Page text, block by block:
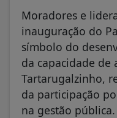
Moradores e
inauguração do
símbolo do
da capacidade de
Tartarugalzinho,
da participação
na gestão pública.